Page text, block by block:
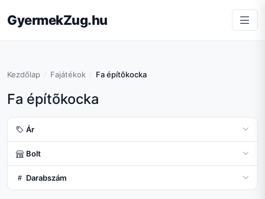
GyermekZug.hu
Kezdőlap Fajátékok Fa építõkocka
Fa építõkocka
Ár
Bolt
Darabszám